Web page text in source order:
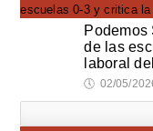
Podemos
de las
laboral
🕔 02/05/